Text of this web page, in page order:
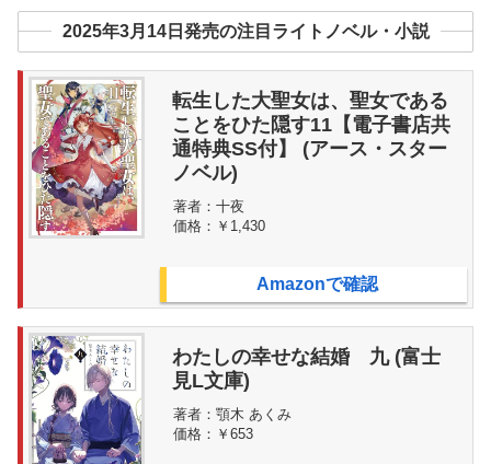
2025年3月14日発売の注目ライトノベル・小説
転生した大聖女は、聖女である
ことをひた隠す11【電子書店共
通特典SS付】 (アース・スター
ノベル)
著者： 十夜
価格： ￥1,430
Amazonで確認
わたしの幸せな結婚 九 (富士
見L文庫)
著者： 顎木 あくみ
価格： ￥653